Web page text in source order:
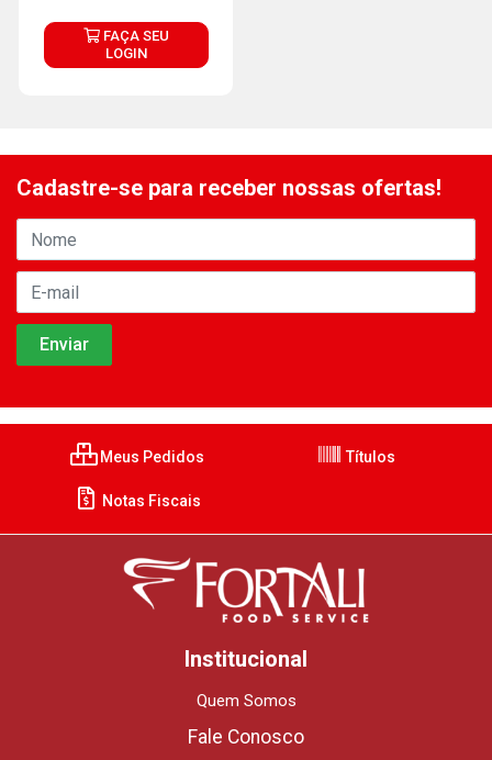
FAÇA SEU
LOGIN
Cadastre-se para receber nossas ofertas!
Meus Pedidos Títulos
Notas Fiscais
Institucional
Quem Somos
Fale Conosco